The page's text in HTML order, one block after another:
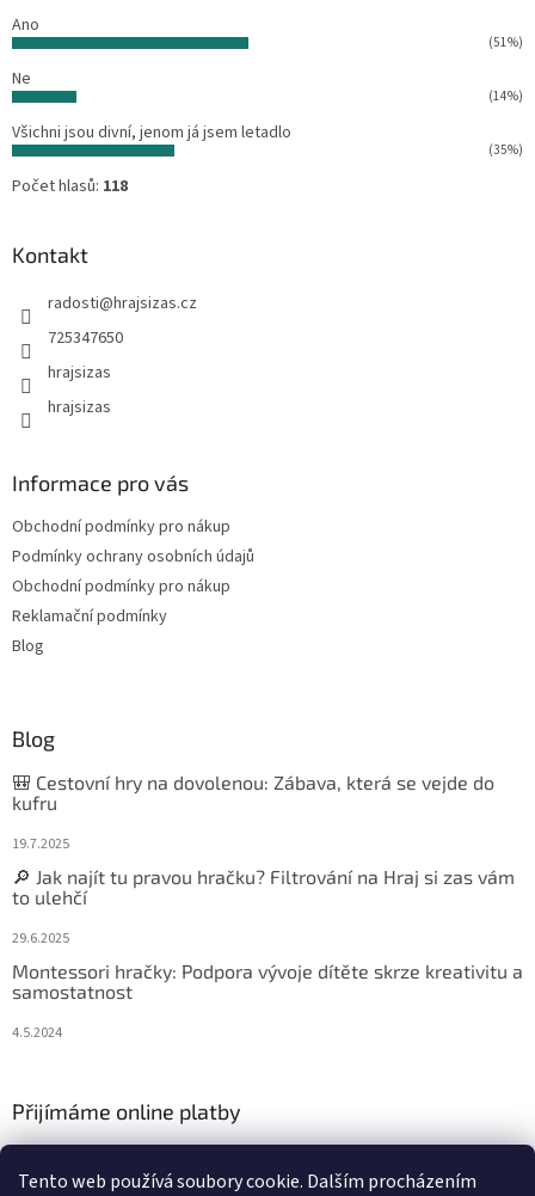
Tento web používá soubory cookie. Dalším procházením
Ano
(51%)
Ne
(14%)
Všichni jsou divní, jenom já jsem letadlo
(35%)
Počet hlasů: 118
Kontakt
radosti@hrajsizas.cz
725347650
hrajsizas
hrajsizas
Informace pro vás
Obchodní podmínky pro nákup
Podmínky ochrany osobních údajů
Obchodní podmínky pro nákup
Reklamační podmínky
Blog
Blog
🎒 Cestovní hry na dovolenou: Zábava, která se vejde do
kufru
19.7.2025
🔎 Jak najít tu pravou hračku? Filtrování na Hraj si zas vám
to ulehčí
29.6.2025
Montessori hračky: Podpora vývoje dítěte skrze kreativitu a
samostatnost
4.5.2024
Přijímáme online platby